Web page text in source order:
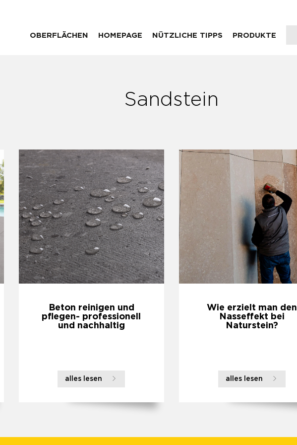
OBERFLÄCHEN HOMEPAGE NÜTZLICHE TIPPS PRODUKTE
Sandstein
Beton reinigen und
pflegen- professionell
und nachhaltig
alles lesen
Wie erzielt man den
Nasseffekt bei
Naturstein?
alles lesen